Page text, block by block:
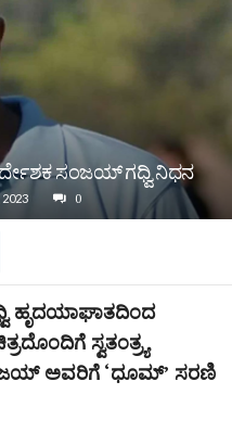
ಸಂಜಯ್ ಗಧ್ವಿ ನಿಧನ
0
ಹೃದಯಾಘಾತದಿಂದ
ಸ್ವತಂತ್ರ್ಯ
ಅವರಿಗೆ ‘ಧೂಮ್‌’ ಸರಣಿ